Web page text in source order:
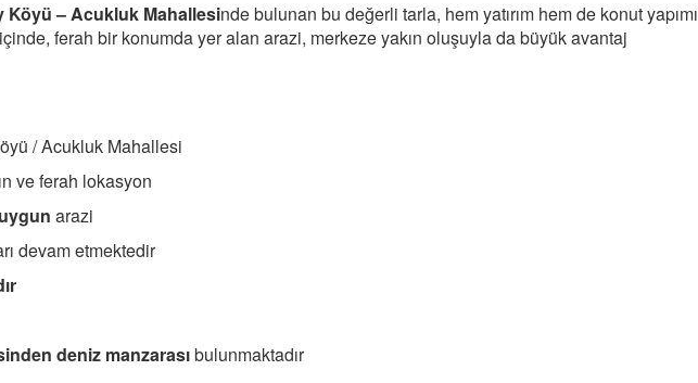
Köyü – Acukluk Mahallesinde bulunan bu değerli tarla, hem yatırım hem de konut yapımı
ferah bir konumda yer alan arazi, merkeze yakın oluşuyla da büyük avantaj
/ Acukluk Mahallesi
ve ferah lokasyon
arazi
devam etmektedir
deniz manzarasıbulunmaktadır